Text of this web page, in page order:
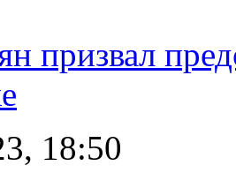
призвал
18:50